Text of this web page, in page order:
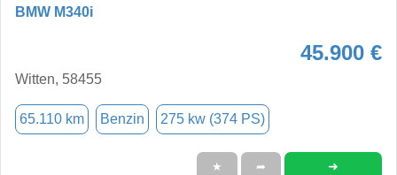
BMW M340i
45.900 €
Witten, 58455
65.110 km Benzin 275 kw (374 PS)
★ ➦ ➜